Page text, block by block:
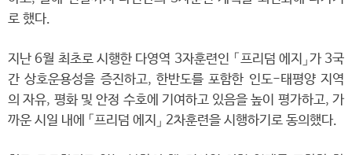
로 했다.
지난 6월 최초로 시행한 다영역 3자훈련인 「프리덤 에지」가 3국
간 상호운용성을 증진하고, 한반도를 포함한 인도-태평양 지역
의 자유, 평화 및 안정 수호에 기여하고 있음을 높이 평가하고, 가
까운 시일 내에 「프리덤 에지」 2차훈련을 시행하기로 동의했다.